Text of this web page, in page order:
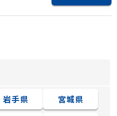
岩手県
宮城県